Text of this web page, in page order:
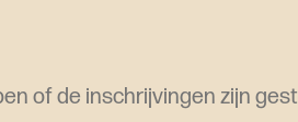
of de inschrijvingen zijn